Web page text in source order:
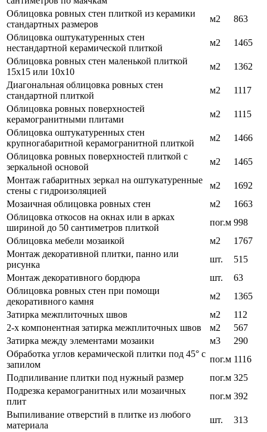
Облицовка ровных стен плиткой из керамики
стандартных размеров
м2
863
Облицовка оштукатуренных стен
нестандартной керамической плиткой
м2
1465
Облицовка ровных стен маленькой плиткой
15х15 или 10х10
м2
1362
Диагональная облицовка ровных стен
стандартной плиткой
м2
1117
Облицовка ровных поверхностей
керамогранитными плитами
м2
1115
Облицовка оштукатуренных стен
крупногабаритной керамогранитной плиткой
м2
1466
Облицовка ровных поверхностей плиткой с
зеркальной основой
м2
1465
Монтаж габаритных зеркал на оштукатуренные
стены с гидроизоляцией
м2
1692
Мозаичная облицовка ровных стен
м2
1663
Облицовка откосов на окнах или в арках
шириной до 50 сантиметров плиткой
пог.м 998
Облицовка мебели мозаикой
м2
1767
Монтаж декоративной плитки, панно или
рисунка
шт.
515
Монтаж декоративного бордюра
шт.
63
Облицовка ровных стен при помощи
декоративного камня
м2
1365
Затирка межплиточных швов
м2
112
2-х компонентная затирка межплиточных швов
м2
567
Затирка между элементами мозаики
м3
290
Обработка углов керамической плитки под 45° с
запилом
пог.м 1116
Подпиливание плитки под нужный размер
пог.м 325
Подрезка керамогранитных или мозаичных
плит
пог.м 392
Выпиливание отверстий в плитке из любого
материала
шт.
313